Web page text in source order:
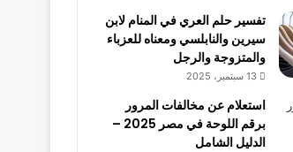
تفسير حلم العري في المنام لابن
سيرين والنابلسي ومعناه للعزباء
والمتزوجة والرجل
13 سبتمبر، 2025
استعلام عن مخالفات المرور
برقم اللوحة في مصر 2025 –
الدليل الشامل